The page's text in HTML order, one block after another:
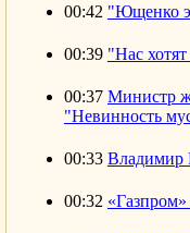
00:42 "Ющенко
00:39 "Нас
00:37 Министр
"Невинность
00:33 Владимир
00:32